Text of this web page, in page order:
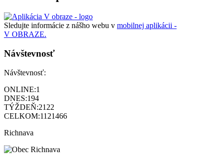
Sledujte informácie z nášho webu v mobilnej aplikácii -
V OBRAZE.
Návštevnosť
Návštevnosť:
ONLINE:1
DNES:194
TÝŽDEŇ:2122
CELKOM:1121466
Richnava